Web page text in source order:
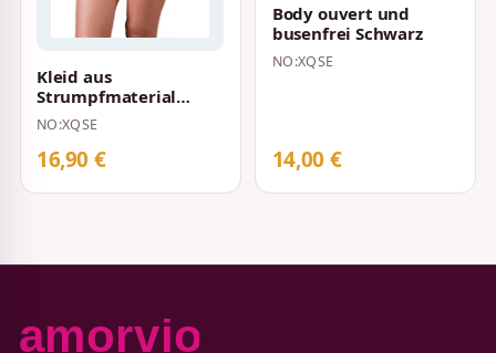
Kleid aus
Strumpfmaterial
Schwarz
NO:XQSE
16,90 €
Body ouvert und
busenfrei Schwarz
NO:XQSE
14,00 €